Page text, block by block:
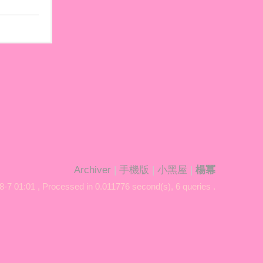
Archiver | 手機版 | 小黑屋 | 楊冪
7 01:01 , Processed in 0.011776 second(s), 6 queries .